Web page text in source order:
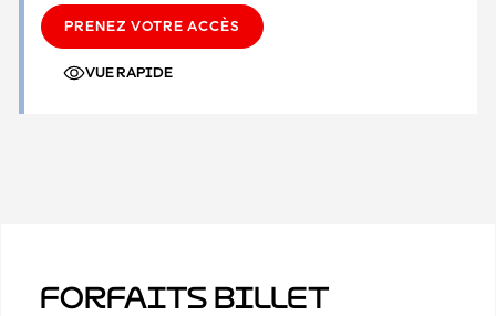
PRENEZ VOTRE ACCÈS
VUE RAPIDE
Forfaits billet